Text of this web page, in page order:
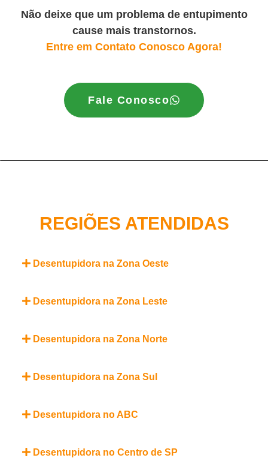
Não deixe que um problema de entupimento
cause mais transtornos.
Entre em Contato Conosco Agora!
Fale Conosco
REGIÕES ATENDIDAS
Desentupidora na Zona Oeste
Desentupidora na Zona Leste
Desentupidora na Zona Norte
Desentupidora na Zona Sul
Desentupidora no ABC
Desentupidora no Centro de SP